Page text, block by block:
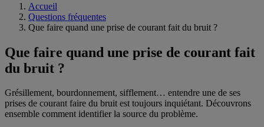
Accueil
Questions fréquentes
Que faire quand une prise de courant fait du bruit ?
Que faire quand une prise de courant fait
du bruit ?
Grésillement, bourdonnement, sifflement… entendre une de ses
prises de courant faire du bruit est toujours inquiétant. Découvrons
ensemble comment identifier la source du problème.